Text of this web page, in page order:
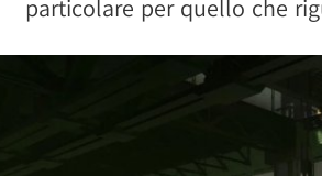
particolare per quello che